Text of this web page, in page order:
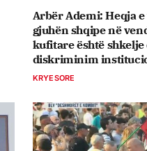
Arbër Ademi: Heqja
gjuhën shqipe në
kufitare është shkelje
diskriminim
KRYESORE